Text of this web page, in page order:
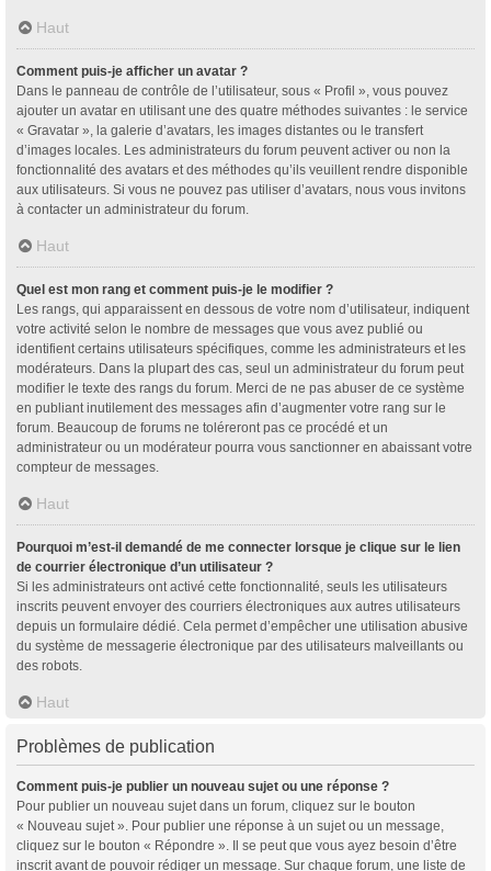
Haut
Comment puis-je afficher un avatar ?
Dans le panneau de contrôle de l’utilisateur, sous « Profil », vous pouvez
ajouter un avatar en utilisant une des quatre méthodes suivantes : le service
« Gravatar », la galerie d’avatars, les images distantes ou le transfert
d’images locales. Les administrateurs du forum peuvent activer ou non la
fonctionnalité des avatars et des méthodes qu’ils veuillent rendre disponible
aux utilisateurs. Si vous ne pouvez pas utiliser d’avatars, nous vous invitons
à contacter un administrateur du forum.
Haut
Quel est mon rang et comment puis-je le modifier ?
Les rangs, qui apparaissent en dessous de votre nom d’utilisateur, indiquent
votre activité selon le nombre de messages que vous avez publié ou
identifient certains utilisateurs spécifiques, comme les administrateurs et les
modérateurs. Dans la plupart des cas, seul un administrateur du forum peut
modifier le texte des rangs du forum. Merci de ne pas abuser de ce système
en publiant inutilement des messages afin d’augmenter votre rang sur le
forum. Beaucoup de forums ne toléreront pas ce procédé et un
administrateur ou un modérateur pourra vous sanctionner en abaissant votre
compteur de messages.
Haut
Pourquoi m’est-il demandé de me connecter lorsque je clique sur le lien
de courrier électronique d’un utilisateur ?
Si les administrateurs ont activé cette fonctionnalité, seuls les utilisateurs
inscrits peuvent envoyer des courriers électroniques aux autres utilisateurs
depuis un formulaire dédié. Cela permet d’empêcher une utilisation abusive
du système de messagerie électronique par des utilisateurs malveillants ou
des robots.
Haut
Problèmes de publication
Comment puis-je publier un nouveau sujet ou une réponse ?
Pour publier un nouveau sujet dans un forum, cliquez sur le bouton
« Nouveau sujet ». Pour publier une réponse à un sujet ou un message,
cliquez sur le bouton « Répondre ». Il se peut que vous ayez besoin d’être
inscrit avant de pouvoir rédiger un message. Sur chaque forum, une liste de